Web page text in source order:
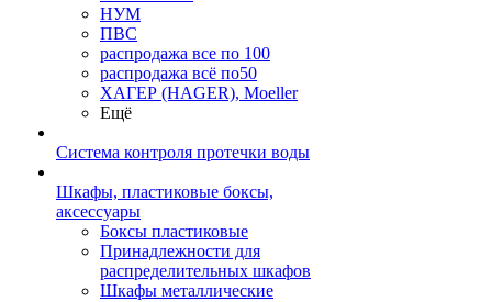
НУМ
ПВС
распродажа все по 100
распродажа всё по50
ХАГЕР (HAGER), Moeller
Ещё
Система контроля протечки воды
Шкафы, пластиковые боксы,
аксессуары
Боксы пластиковые
Принадлежности для
распределительных шкафов
Шкафы металлические